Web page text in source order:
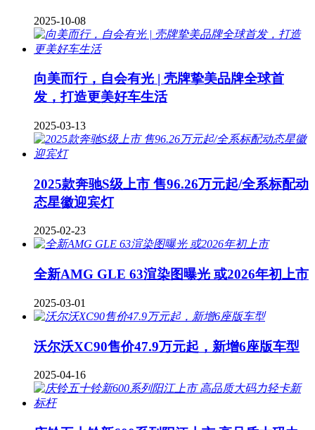
2025-10-08
向美而行，自会有光 | 壳牌挚美品牌全球首
发，打造更美好车生活
2025-03-13
2025款奔驰S级上市 售96.26万元起/全系标配动
态星徽迎宾灯
2025-02-23
全新AMG GLE 63渲染图曝光 或2026年初上市
2025-03-01
沃尔沃XC90售价47.9万元起，新增6座版车型
2025-04-16